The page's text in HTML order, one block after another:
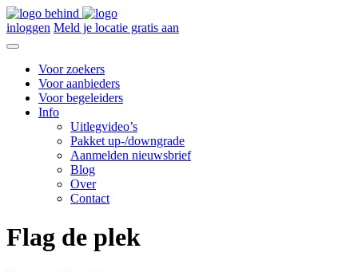
inloggen Meld je locatie gratis aan
Voor zoekers
Voor aanbieders
Voor begeleiders
Info
Uitlegvideo’s
Pakket up-/downgrade
Aanmelden nieuwsbrief
Blog
Over
Contact
Flag de plek